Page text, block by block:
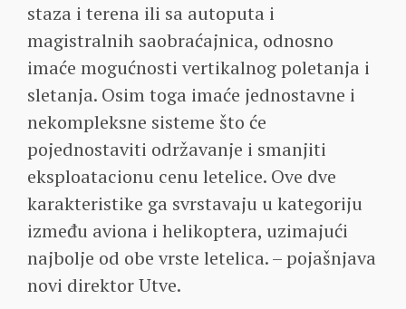
staza i terena ili sa autoputa i
magistralnih saobraćajnica, odnosno
imaće mogućnosti vertikalnog poletanja i
sletanja. Osim toga imaće jednostavne i
nekompleksne sisteme što će
pojednostaviti održavanje i smanjiti
eksploatacionu cenu letelice. Ove dve
karakteristike ga svrstavaju u kategoriju
između aviona i helikoptera, uzimajući
najbolje od obe vrste letelica. – pojašnjava
novi direktor Utve.